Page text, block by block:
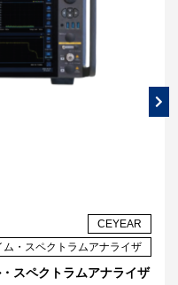
CEYEAR
ム・スペクトラムアナライザ
スペクトラムアナライザ